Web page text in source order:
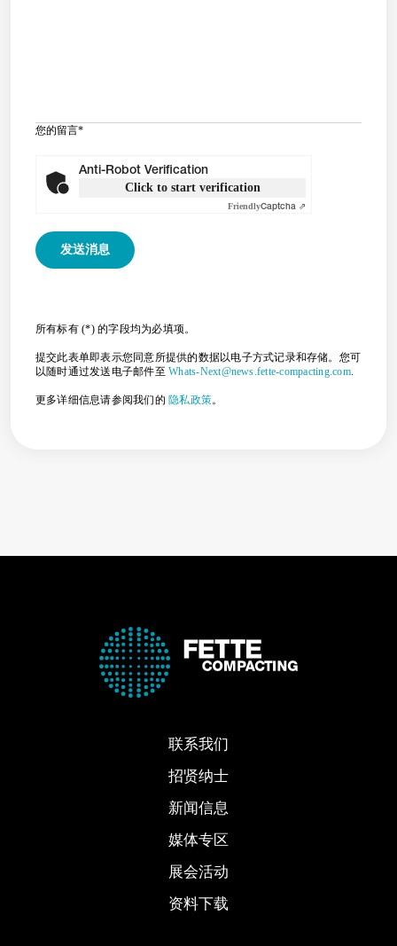
您的留言*
Anti-Robot Verification
Click to start verification
FriendlyCaptcha ⇗
所有标有 (*) 的字段均为必填项。
提交此表单即表示您同意所提供的数据以电子方式记录和存储。您可
以随时通过发送电子邮件至Whats-Next@news.fette-compacting.com.
更多详细信息请参阅我们的隐私政策。
联系我们
招贤纳士
新闻信息
媒体专区
展会活动
资料下载